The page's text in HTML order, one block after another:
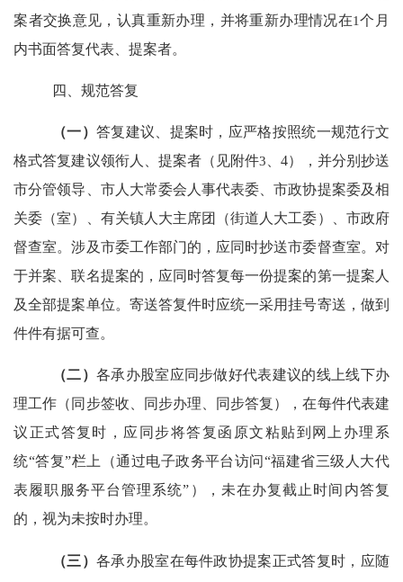
案者交换意见，认真重新办理，并将重新办理情况在1个月
内书面答复代表、提案者。
四、规范答复
（一） 答复建议、提案时，应严格按照统一规范行文
格式答复建议领衔人、提案者（见附件3 、4），并分别抄送
市分管领导、市人大常委会人事代表委、市政协提案委及相
关委（室）、有关镇人大主席团（街道人大工委）、市政府
督查室。涉及市委工作部门的，应同时抄送市委督查室。对
于并案、联名提案的，应同时答复每一份提案的第一提案人
及全部提案单位。寄送答复件时应统一采用挂号寄送，做到
件件有据可查。
（二） 各承办股室应同步做好代表建议的线上线下办
理工作（同步签收、同步办理、同步答复），在每件代表建
议正式答复时，应同步将答复函原文粘贴到网上办理系
统“答复”栏上（通过电子政务平台访问“福建省三级人大代
表履职服务平台管理系统” ），未在办复截止时间内答复
的，视为未按时办理。
（三） 各承办股室在每件政协提案正式答复时，应随